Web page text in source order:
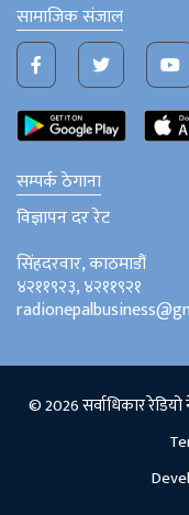
सामाजिक संजाल
सम्पर्क ठेगाना
विज्ञापन दर रेट
सिंहदरवार, काठमाडौं
४२११९२३, ४२११९२१
© 2026 सर्वाधिकार